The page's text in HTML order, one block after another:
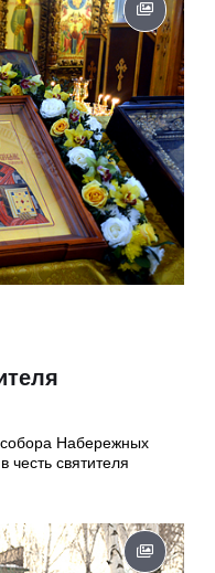
Набережных
честь святителя